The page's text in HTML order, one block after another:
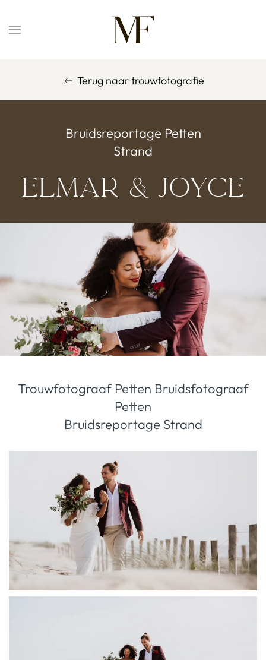
Overslaan en naar de inhoud gaan
Terug naar trouwfotografie
Bruidsreportage Petten
Strand
Elmar & Joyce
Trouwfotograaf Petten Bruidsfotograaf
Petten
Bruidsreportage Strand